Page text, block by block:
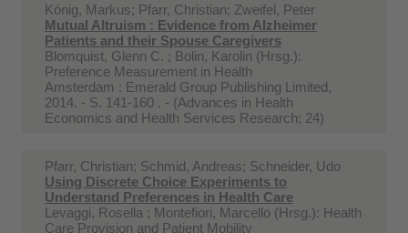
König, Markus; Pfarr, Christian; Zweifel, Peter
Mutual Altruism : Evidence from Alzheimer
Patients and their Spouse Caregivers
Blomquist, Glenn C. ; Bolin, Karolin (Hrsg.):
Preference Measurement in Health
Amsterdam : Emerald Group Publishing Limited,
2014. - S. 141-160 . - (Advances in Health
Economics and Health Services Research; 24)
Pfarr, Christian; Schmid, Andreas; Schneider, Udo
Using Discrete Choice Experiments to
Understand Preferences in Health Care
Levaggi, Rosella ; Montefiori, Marcello (Hrsg.): Health
Care Provision and Patient Mobility